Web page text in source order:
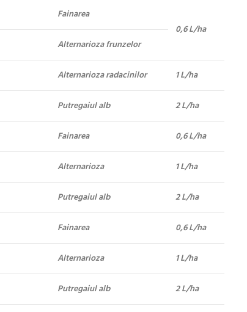
Fainarea
0,6 L/ha
Alternarioza frunzelor
Alternarioza radacinilor 1 L/ha
Putregaiul alb 2 L/ha
Fainarea 0,6 L/ha
Alternarioza 1 L/ha
Putregaiul alb 2 L/ha
Fainarea 0,6 L/ha
Alternarioza 1 L/ha
Putregaiul alb 2 L/ha